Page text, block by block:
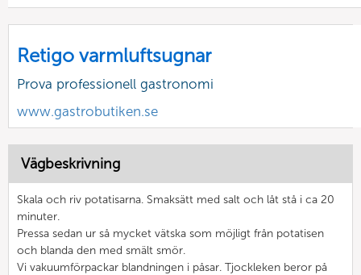
Retigo varmluftsugnar
Prova professionell gastronomi
www.gastrobutiken.se
Vägbeskrivning
Skala och riv potatisarna. Smaksätt med salt och låt stå i ca 20
minuter.
Pressa sedan ur så mycket vätska som möjligt från potatisen
och blanda den med smält smör.
Vi vakuumförpackar blandningen i påsar. Tjockleken beror på